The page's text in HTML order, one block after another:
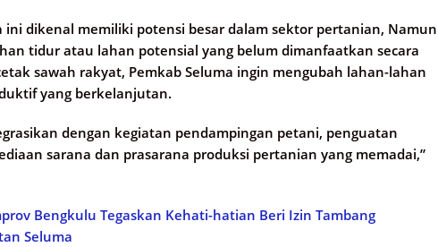
ini dikenal memiliki potensi besar dalam sektor pertanian, Namun
tidur atau lahan potensial yang belum dimanfaatkan secara
sawah rakyat, Pemkab Seluma ingin mengubah lahan-lahan
yang berkelanjutan.
dengan kegiatan pendampingan petani, penguatan
sarana dan prasarana produksi pertanian yang memadai,”
Bengkulu Tegaskan Kehati-hatian Beri Izin Tambang
Seluma